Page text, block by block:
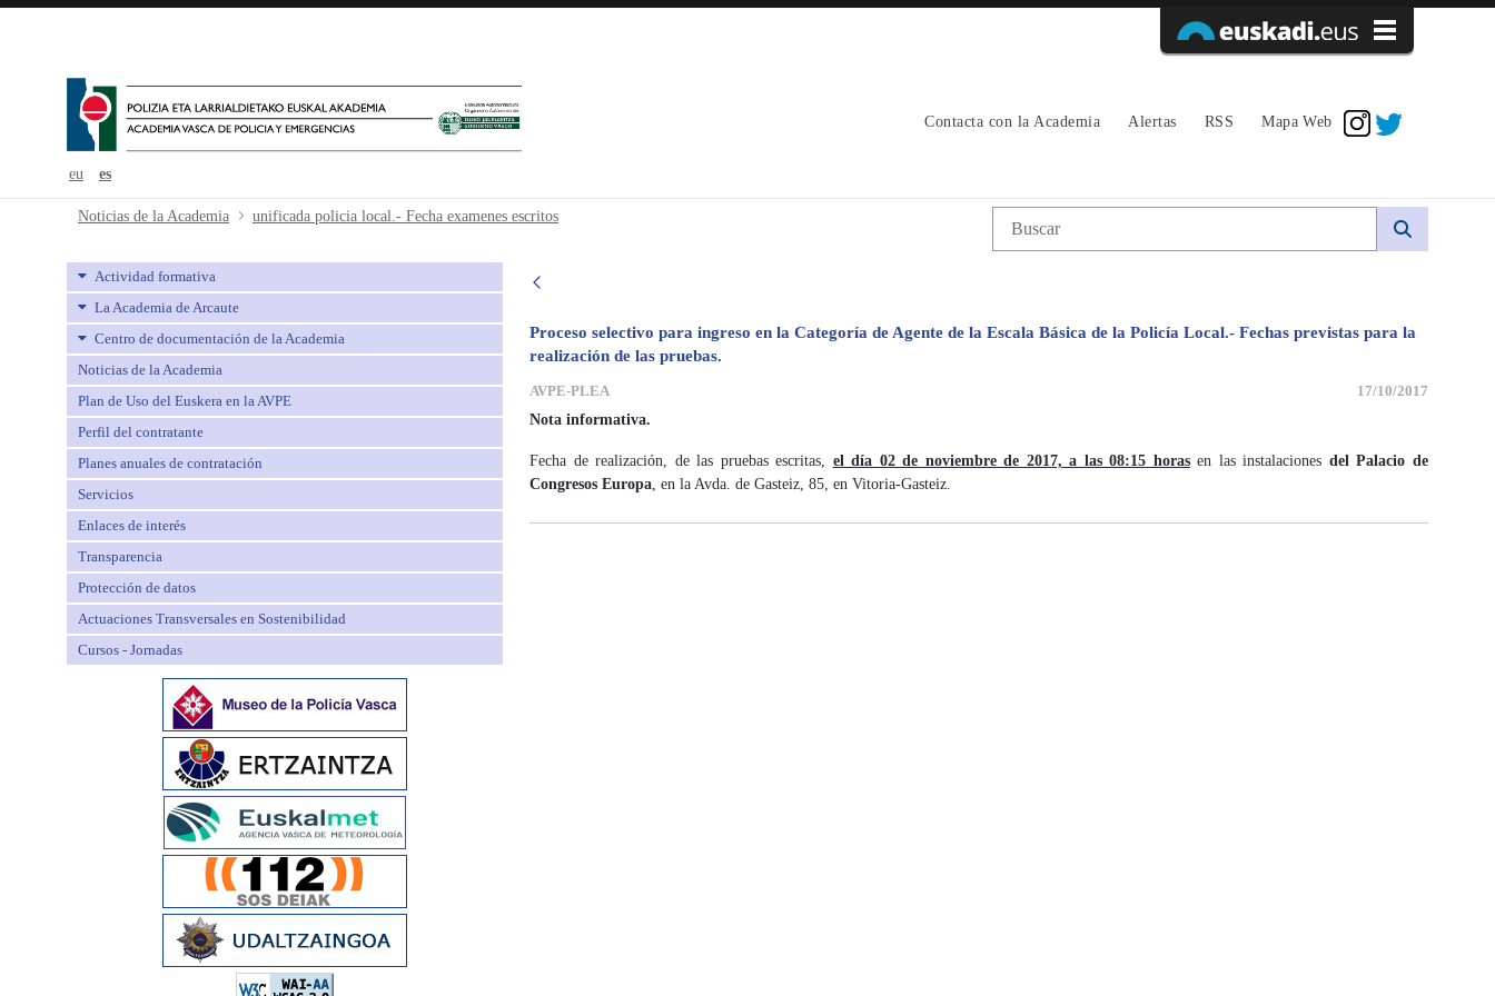
eu es
Contacta con la Academia Alertas RSS Mapa Web
unificada policia local.- Fecha examenes escritos - avpe
Noticias de la Academia unificada policia local.- Fecha examenes escritos Búsqueda web
Actividad formativa
La Academia de Arcaute
Centro de documentación de la Academia
Noticias de la Academia
Plan de Uso del Euskera en la AVPE
Perfil del contratante
Planes anuales de contratación
Servicios
Enlaces de interés
Transparencia
Protección de datos
Actuaciones Transversales en Sostenibilidad
Cursos - Jornadas
Proceso selectivo para ingreso en la Categoría de Agente de la Escala Básica de la Policía Local.- Fechas previstas para la
realización de las pruebas.
AVPE-PLEA
17/10/2017
Nota informativa.
Fecha de realización, de las pruebas escritas, el día 02 de noviembre de 2017, a las 08:15 horasen las instalaciones del Palacio de
Congresos Europa, en la Avda. de Gasteiz, 85, en Vitoria-Gasteiz.